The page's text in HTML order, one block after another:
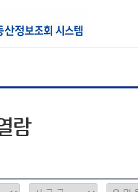
람